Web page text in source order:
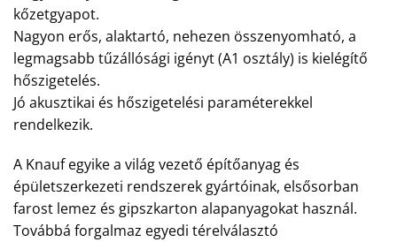
kőzetgyapot.
Nagyon erős, alaktartó, nehezen összenyomható, a
legmagsabb tűzállósági igényt (A1 osztály) is kielégítő
hőszigetelés.
Jó akusztikai és hőszigetelési paraméterekkel
rendelkezik.
A Knauf egyike a világ vezető építőanyag és
épületszerkezeti rendszerek gyártóinak, elsősorban
farost lemez és gipszkarton alapanyagokat használ.
Továbbá forgalmaz egyedi térelválasztó